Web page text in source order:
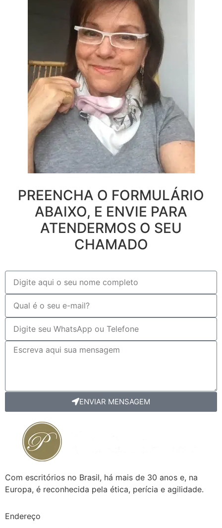
PREENCHA O FORMULÁRIO
ABAIXO, E ENVIE PARA
ATENDERMOS O SEU
CHAMADO
ENVIAR MENSAGEM
Com escritórios no Brasil, há mais de 30 anos e, na
Europa, é reconhecida pela ética, perícia e agilidade.
Endereço